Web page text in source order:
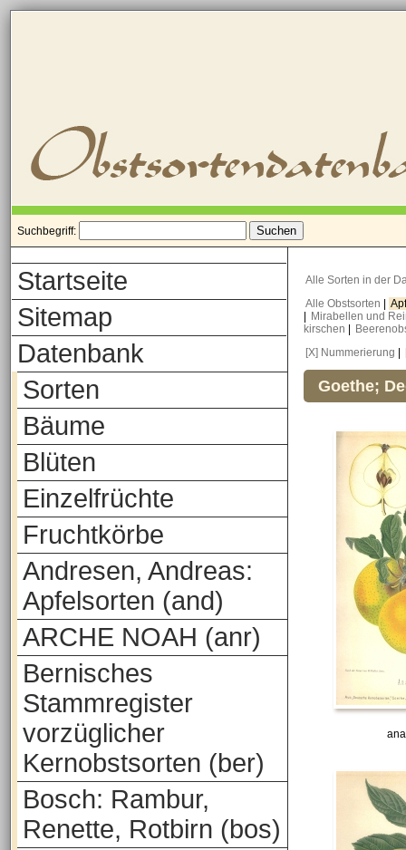
Suchbegriff:
Startseite
Sitemap
Datenbank
Sorten
Bäume
Blüten
Einzelfrüchte
Fruchtkörbe
Andresen, Andreas:
Apfelsorten (and)
ARCHE NOAH (anr)
Bernisches
Stammregister
vorzüglicher
Kernobstsorten (ber)
Bosch: Rambur,
Renette, Rotbirn (bos)
Alle Sorten in der
Alle Obstsorten
Mirabellen und
kirschen
[X] Nummerierung
Goethe;